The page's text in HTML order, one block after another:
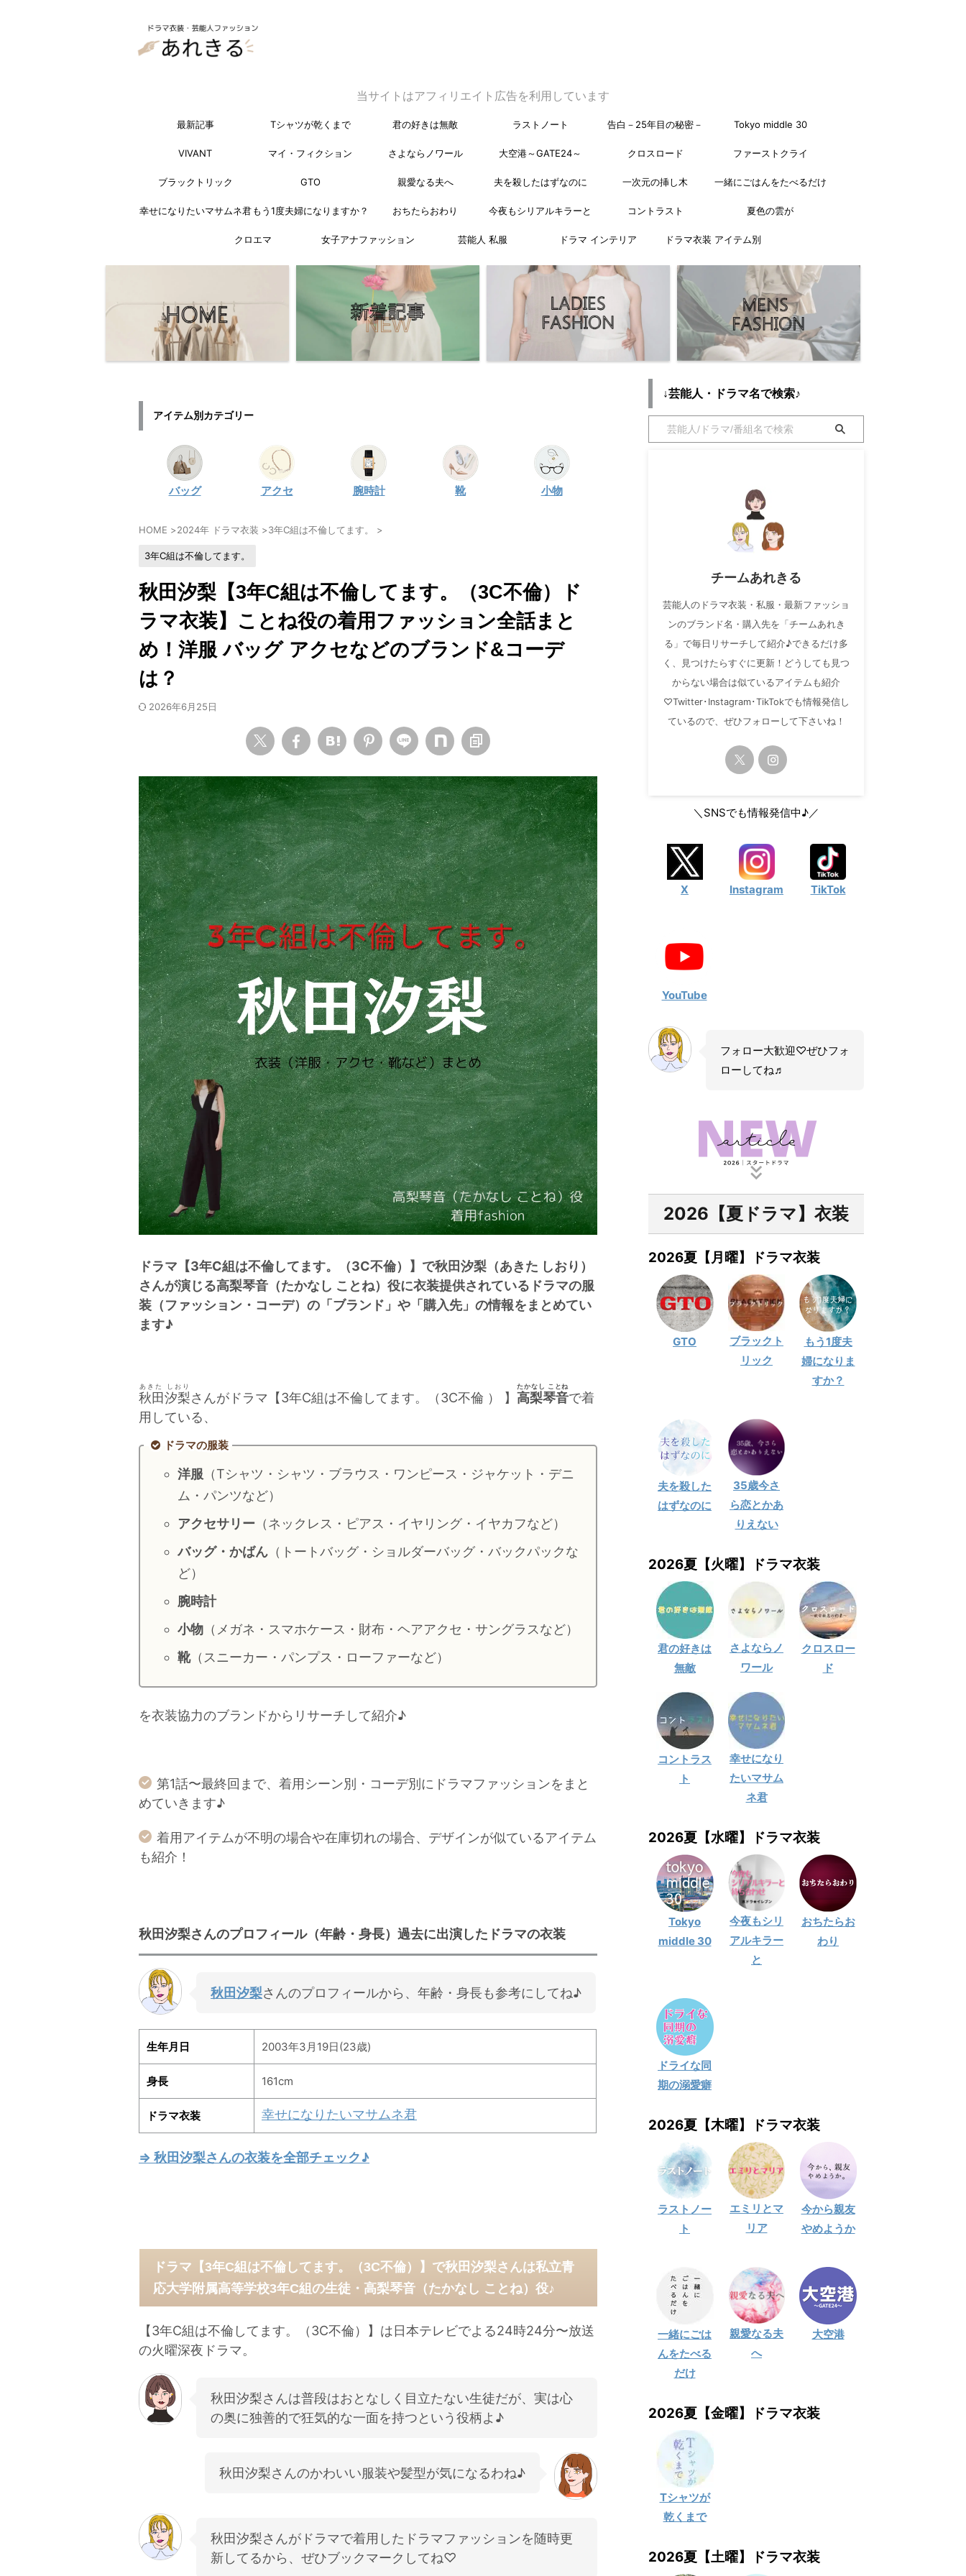
当サイトはアフィリエイト広告を利用しています
最新記事 Tシャツが乾くまで 君の好きは無敵 ラストノート 告白－25年目の秘密－ Tokyo middle 30
VIVANT マイ・フィクション さよならノワール 大空港～GATE24～ クロスロード ファーストクライ
ブラックトリック GTO 親愛なる夫へ 夫を殺したはずなのに 一次元の挿し木 一緒にごはんをたべるだけ
幸せになりたいマサムネ君 もう1度夫婦になりますか？ おちたらおわり 今夜もシリアルキラーと コントラスト 夏色の雲が
クロエマ 女子アナファッション 芸能人 私服 ドラマ インテリア ドラマ衣装 アイテム別
アイテム別カテゴリー
バッグ アクセ 腕時計 靴 小物
HOME >2024年 ドラマ衣装 >3年C組は不倫してます。 >
3年C組は不倫してます。
秋田汐梨【3年C組は不倫してます。（3C不倫）ド
ラマ衣装】ことね役の着用ファッション全話まと
め！洋服 バッグ アクセなどのブランド&コーデ
は？
2026年6月25日
ドラマ【3年C組は不倫してます。（3C不倫）】で秋田汐梨（あきた しおり）
さんが演じる高梨琴音（たかなし ことね）役に衣装提供されているドラマの服
装（ファッション・コーデ）の「ブランド」や「購入先」の情報をまとめてい
ます♪
秋田汐梨
あきた しおり
さんがドラマ【3年C組は不倫してます。（3C不倫 ） 】 高梨琴音
たかなし ことね
で着
用している、
ドラマの服装
洋服 （Tシャツ・シャツ・ブラウス・ワンピース・ジャケット・デニ
ム・パンツなど）
アクセサリー （ネックレス・ピアス・イヤリング・イヤカフなど）
バッグ・かばん （トートバッグ・ショルダーバッグ・バックパックな
ど）
腕時計
小物 （メガネ・スマホケース・財布・ヘアアクセ・サングラスなど）
靴（スニーカー・パンプス・ローファーなど）
を衣装協力のブランドからリサーチして紹介♪
第1話〜最終回まで、着用シーン別・コーデ別にドラマファッションをまと
めていきます♪
着用アイテムが不明の場合や在庫切れの場合、デザインが似ているアイテム
も紹介！
秋田汐梨さんのプロフィール（年齢・身長）過去に出演したドラマの衣装
秋田汐梨さんのプロフィールから、年齢・身長も参考にしてね♪
生年月日 2003年3月19日(23歳)
身長 161cm
ドラマ衣装 幸せになりたいマサムネ君
⇒ 秋田汐梨さんの衣装を全部チェック♪
ドラマ【3年C組は不倫してます。（3C不倫）】で秋田汐梨さんは私立青
応大学附属高等学校3年C組の生徒・高梨琴音（たかなし ことね）役♪
【3年C組は不倫してます。（3C不倫）】は日本テレビでよる24時24分〜放送
の火曜深夜ドラマ。
秋田汐梨さんは普段はおとなしく目立たない生徒だが、実は心
の奥に独善的で狂気的な一面を持つという役柄よ♪
秋田汐梨さんのかわいい服装や髪型が気になるわね♪
秋田汐梨さんがドラマで着用したドラマファッションを随時更
新してるから、ぜひブックマークしてね♡
↓芸能人・ドラマ名で検索♪
チームあれきる
芸能人のドラマ衣装・私服・最新ファッショ
ンのブランド名・購入先を「チームあれき
る」で毎日リサーチして紹介♪できるだけ多
く、見つけたらすぐに更新！どうしても見つ
からない場合は似ているアイテムも紹介
♡Twitter･Instagram･TikTokでも情報発信し
ているので、ぜひフォローして下さいね！
＼SNSでも情報発信中♪／
X Instagram TikTok
YouTube
フォロー大歓迎♡ぜひフォ
ローしてね♬
2026【夏ドラマ】衣装
2026夏【月曜】ドラマ衣装
GTO
ブラックト
リック
もう1度夫
婦になりま
すか？
夫を殺した
はずなのに
35歳今さ
ら恋とかあ
りえない
2026夏【火曜】ドラマ衣装
君の好きは
無敵
さよならノ
ワール
クロスロー
ド
コントラス
ト
幸せになり
たいマサム
ネ君
2026夏【水曜】ドラマ衣装
Tokyo
middle 30
今夜もシリ
アルキラー
と
おちたらお
わり
ドライな同
期の溺愛癖
2026夏【木曜】ドラマ衣装
ラストノー
ト
エミリとマ
リア
今から親友
やめようか
一緒にごは
んをたべる
だけ
親愛なる夫
へ
大空港
2026夏【金曜】ドラマ衣装
Tシャツが
乾くまで
2026夏【土曜】ドラマ衣装